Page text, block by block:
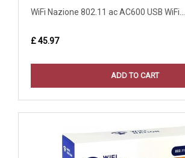
WiFi Nazione 802.11 ac AC600 USB WiFi...
£ 45.97
ADD TO CART